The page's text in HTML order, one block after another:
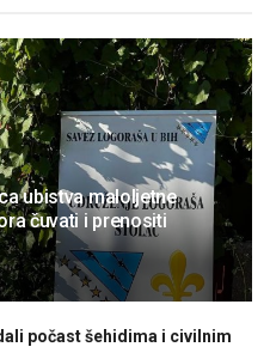
ubistva maloljetne
čuvati i prenositi
počast šehidima i civilnim